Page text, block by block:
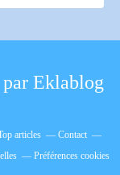
Eklablog
articles
Contact
Préférences cookies